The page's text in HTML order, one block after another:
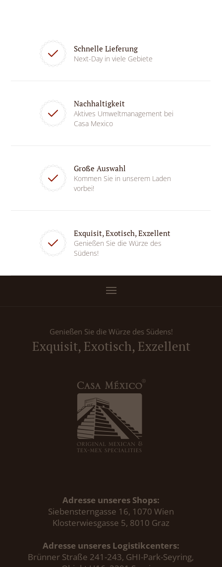
Schnelle Lieferung
Next-Day in viele Gebiete
Nachhaltigkeit
Aktives Umweltmanagement bei
Casa Mexico
Große Auswahl
Kommen Sie in unserem Laden
vorbei!
Exquisit, Exotisch, Exzellent
Genießen Sie die Würze des
Südens!
Genießen Sie die Würze des Südens!
Exquisit, Exotisch, Exzellent
Adresse unseres Shops:
Siebensterngasse 16, 1070 Wien
Klosterwiesgasse 5, 8010 Graz
Adresse unseres Logistikcenters:
Brünner Straße 241-243, GHI-Park-Seyring,